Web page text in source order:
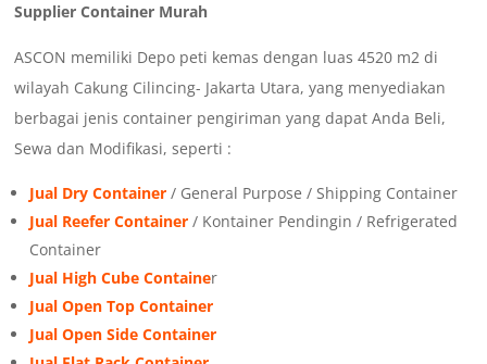
Supplier Container Murah
ASCON memiliki Depo peti kemas dengan luas 4520 m2 di
wilayah Cakung Cilincing- Jakarta Utara, yang menyediakan
berbagai jenis container pengiriman yang dapat Anda Beli,
Sewa dan Modifikasi, seperti :
Jual Dry Container / General Purpose / Shipping Container
Jual Reefer Container / Kontainer Pendingin / Refrigerated
Container
Jual High Cube Container
Jual Open Top Container
Jual Open Side Container